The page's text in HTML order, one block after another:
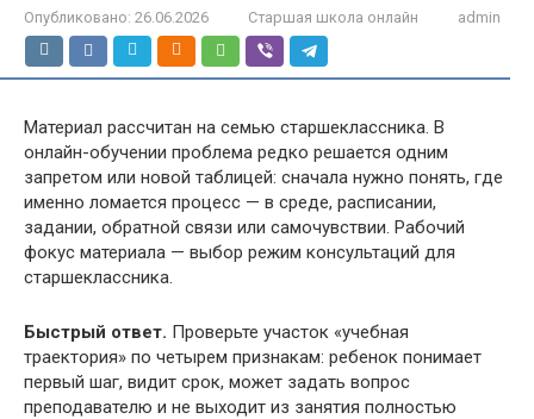
Опубликовано: 26.06.2026 Старшая школа онлайн admin
Материал рассчитан на семью старшеклассника. В
онлайн-обучении проблема редко решается одним
запретом или новой таблицей: сначала нужно понять, где
именно ломается процесс — в среде, расписании,
задании, обратной связи или самочувствии. Рабочий
фокус материала — выбор режим консультаций для
старшеклассника.
Быстрый ответ. Проверьте участок «учебная
траектория» по четырем признакам: ребенок понимает
первый шаг, видит срок, может задать вопрос
преподавателю и не выходит из занятия полностью